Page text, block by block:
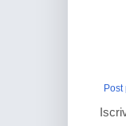
Post